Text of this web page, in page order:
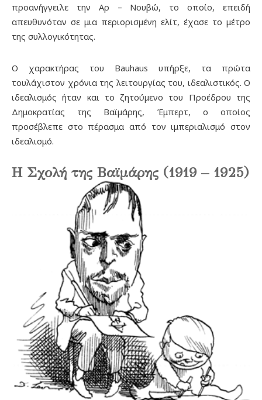
προανήγγειλε την Αρ – Νουβώ, το οποίο, επειδή
απευθυνόταν σε μια περιορισμένη ελίτ, έχασε το μέτρο
της συλλογικότητας.
Ο χαρακτήρας του Bauhaus υπήρξε, τα πρώτα
τουλάχιστον χρόνια της λειτουργίας του, ιδεαλιστικός. Ο
ιδεαλισμός ήταν και το ζητούμενο του Προέδρου της
Δημοκρατίας της Βαϊμάρης, Έμπερτ, ο οποίος
προσέβλεπε στο πέρασμα από τον ιμπεριαλισμό στον
ιδεαλισμό.
Η Σχολή της Βαϊμάρης (1919 – 1925)